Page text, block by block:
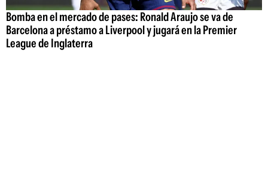
Bomba en el mercado de pases: Ronald Araujo se va de
Barcelona a préstamo a Liverpool y jugará en la Premier
League de Inglaterra